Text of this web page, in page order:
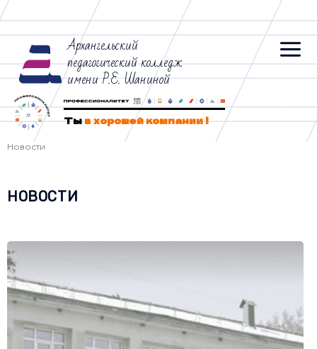
Архангельский
педагогический колледж
имени Р.Е. Шаниной
Тыв хорошей компании !
Новости
НОВОСТИ